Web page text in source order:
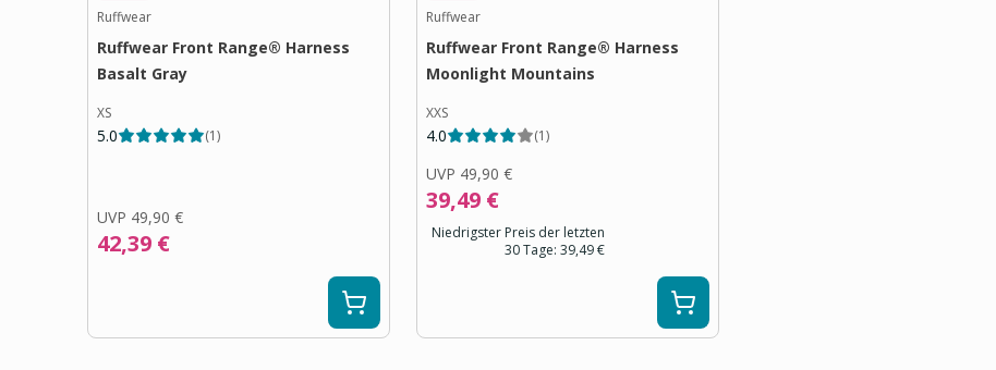
Ruffwear
Ruffwear Front Range® Harness
Basalt Gray
XS
5.0 (1)
UVP 49,90 €
42,39 €
Ruffwear
Ruffwear Front Range® Harness
Moonlight Mountains
XXS
4.0 (1)
UVP 49,90 €
39,49 €
Niedrigster Preis der letzten
30 Tage: 39,49 €